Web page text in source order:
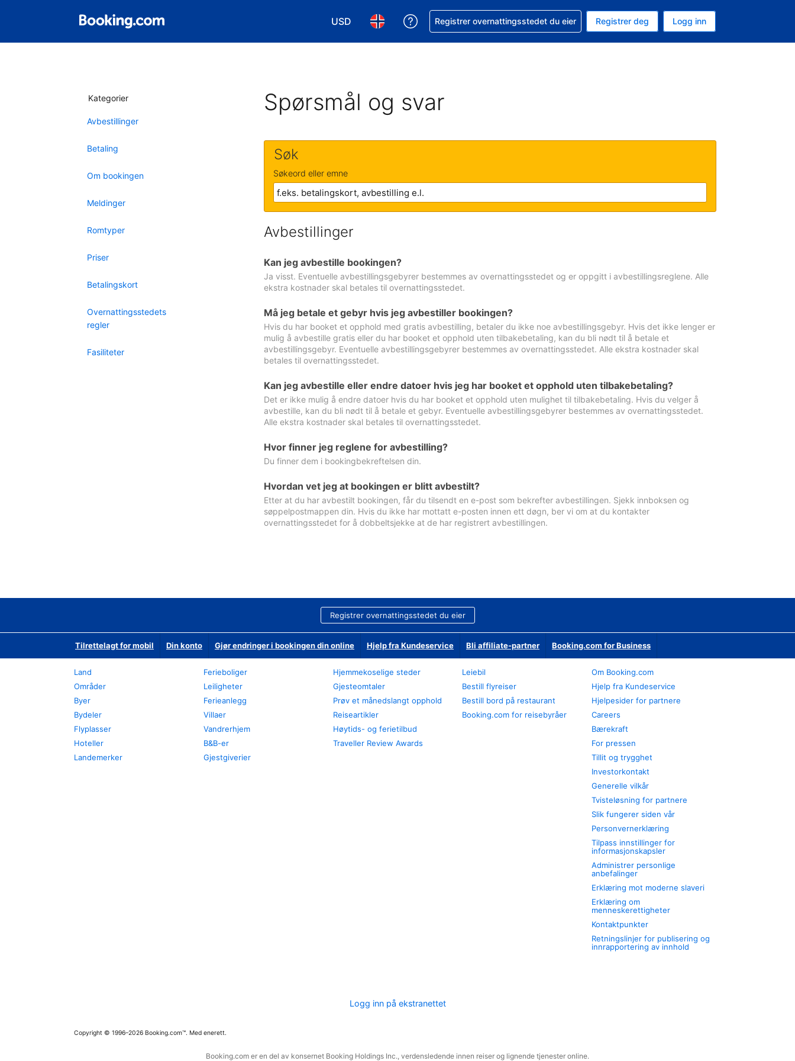
USD
Velg valuta. Du har valgt Amerikansk dollar som valuta
Velg språk. Du har valgt Norsk som språk
Få hjelp med bookingen din
Registrer overnattingsstedet du eier Registrer deg Logg inn
Kategorier
Avbestillinger
Betaling
Om bookingen
Meldinger
Romtyper
Priser
Betalingskort
Overnattingsstedets
regler
Fasiliteter
Spørsmål og svar
Søk
Søkeord eller emne
Avbestillinger
Kan jeg avbestille bookingen?
Ja visst. Eventuelle avbestillingsgebyrer bestemmes av overnattingsstedet og er oppgitt i avbestillingsreglene. Alle
ekstra kostnader skal betales til overnattingsstedet.
Må jeg betale et gebyr hvis jeg avbestiller bookingen?
Hvis du har booket et opphold med gratis avbestilling, betaler du ikke noe avbestillingsgebyr. Hvis det ikke lenger er
mulig å avbestille gratis eller du har booket et opphold uten tilbakebetaling, kan du bli nødt til å betale et
avbestillingsgebyr. Eventuelle avbestillingsgebyrer bestemmes av overnattingsstedet. Alle ekstra kostnader skal
betales til overnattingsstedet.
Kan jeg avbestille eller endre datoer hvis jeg har booket et opphold uten tilbakebetaling?
Det er ikke mulig å endre datoer hvis du har booket et opphold uten mulighet til tilbakebetaling. Hvis du velger å
avbestille, kan du bli nødt til å betale et gebyr. Eventuelle avbestillingsgebyrer bestemmes av overnattingsstedet.
Alle ekstra kostnader skal betales til overnattingsstedet.
Hvor finner jeg reglene for avbestilling?
Du finner dem i bookingbekreftelsen din.
Hvordan vet jeg at bookingen er blitt avbestilt?
Etter at du har avbestilt bookingen, får du tilsendt en e-post som bekrefter avbestillingen. Sjekk innboksen og
søppelpostmappen din. Hvis du ikke har mottatt e-posten innen ett døgn, ber vi om at du kontakter
overnattingsstedet for å dobbeltsjekke at de har registrert avbestillingen.
Registrer overnattingsstedet du eier
Tilrettelagt for mobil Din konto Gjør endringer i bookingen din online Hjelp fra Kundeservice Bli affiliate-partner Booking.com for Business
Land
Områder
Byer
Bydeler
Flyplasser
Hoteller
Landemerker
Ferieboliger
Leiligheter
Ferieanlegg
Villaer
Vandrerhjem
B&B-er
Gjestgiverier
Hjemmekoselige steder
Gjesteomtaler
Prøv et månedslangt opphold
Reiseartikler
Høytids- og ferietilbud
Traveller Review Awards
Leiebil
Bestill flyreiser
Bestill bord på restaurant
Booking.com for reisebyråer
Om Booking.com
Hjelp fra Kundeservice
Hjelpesider for partnere
Careers
Bærekraft
For pressen
Tillit og trygghet
Investorkontakt
Generelle vilkår
Tvisteløsning for partnere
Slik fungerer siden vår
Personvernerklæring
Tilpass innstillinger for
informasjonskapsler
Administrer personlige
anbefalinger
Erklæring mot moderne slaveri
Erklæring om
menneskerettigheter
Kontaktpunkter
Retningslinjer for publisering og
innrapportering av innhold
Logg inn på ekstranettet
Copyright © 1996–2026 Booking.com™. Med enerett.
Booking.com er en del av konsernet Booking Holdings Inc., verdensledende innen reiser og lignende tjenester online.